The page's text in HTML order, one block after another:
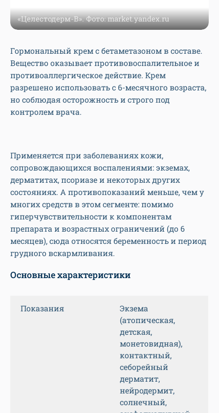
«Целестодерм-В». Фото: market.yandex.ru
Гормональный крем с бетаметазоном в составе.
Вещество оказывает противовоспалительное и
противоаллергическое действие. Крем
разрешено использовать с 6-месячного возраста,
но соблюдая осторожность и строго под
контролем врача.
сопровождающихся воспалениями: экземах,
дерматитах, псориазе и некоторых других
состояниях. А противопоказаний меньше, чем у
многих средств в этом сегменте: помимо
гиперчувствительности к компонентам
препарата и возрастных ограничений (до 6
месяцев), сюда относятся беременность и период